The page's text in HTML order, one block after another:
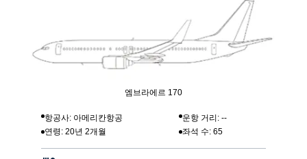
엠브라에르 170
항공사: 아메리칸항공
운항 거리: --
연령: 20년 2개월
좌석 수: 65